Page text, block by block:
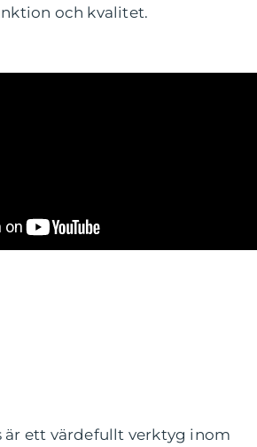
och kvalitet.
är ett värdefullt verktyg inom